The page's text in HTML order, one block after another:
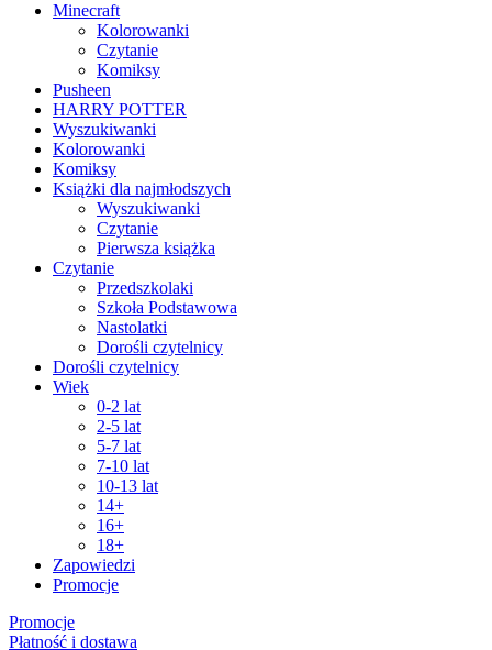
Minecraft
Kolorowanki
Czytanie
Komiksy
Pusheen
HARRY POTTER
Wyszukiwanki
Kolorowanki
Komiksy
Książki dla najmłodszych
Wyszukiwanki
Czytanie
Pierwsza książka
Czytanie
Przedszkolaki
Szkoła Podstawowa
Nastolatki
Dorośli czytelnicy
Dorośli czytelnicy
Wiek
0-2 lat
2-5 lat
5-7 lat
7-10 lat
10-13 lat
14+
16+
18+
Zapowiedzi
Promocje
Promocje
Płatność i dostawa